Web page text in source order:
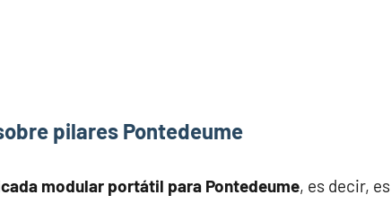
pilares Pontedeume
modular portátil para Pontedeume, es decir, es